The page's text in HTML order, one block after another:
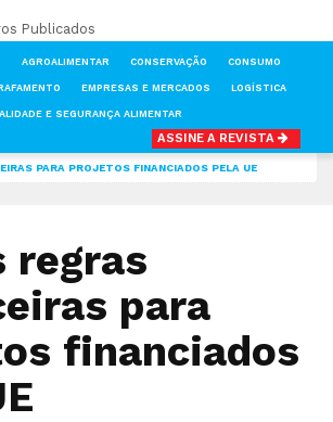
Publicados
AGROALIMENTAR CONSERVAÇÃO CONSUMO
EMPRESAS E MERCADOS LOGÍSTICA
E SEGURANÇA ALIMENTAR
ASSINE A REVISTA
TECNOLOGIA & INVESTIGAÇÃO
PARA PROJETOS FINANCIADOS PELA UE
regras
para
financiados